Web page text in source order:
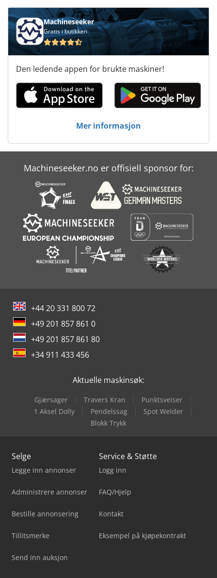
Machineseeker
Gratis i butikken
Den ledende appen for brukte maskiner!
Mer informasjon
Machineseeker.no er offisiell sponsor for:
+44 20 331 800 72
+49 201 857 861 0
+49 201 857 861 80
+34 911 433 456
Aktuelle maskinsøk:
Gjærsager Travers Kran
Punktsveiser
1 Aksel Dolly
Pendelssag
Spot Welder
Blokk Trykk
Selge
Legge inn annonser
Administrere annonser
Bestille annonsering
Tillitsmerke
Send inn auksjon
Service & Støtte
Logg inn
FAQ/Hjelp
Kontakt
Eksempel på kjøpekontrakt